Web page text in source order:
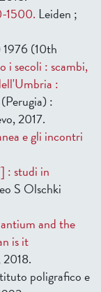
1500. Leiden ;
(10th
i secoli : scambi,
:
:
2017.
e gli incontri
: studi in
S Olschki
and the
is it
poligrafico e